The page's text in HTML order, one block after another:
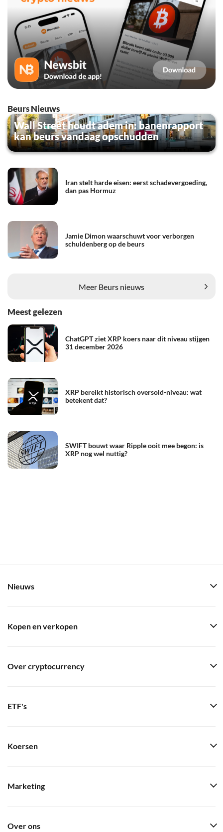
Beurs Nieuws
Wall Street houdt adem in: banenrapport
kan beurs vandaag opschudden
Iran stelt harde eisen: eerst schadevergoeding,
dan pas Hormuz
Jamie Dimon waarschuwt voor verborgen
schuldenberg op de beurs
Meer Beurs nieuws
Meest gelezen
ChatGPT ziet XRP koers naar dit niveau stijgen
31 december 2026
XRP bereikt historisch oversold-niveau: wat
betekent dat?
SWIFT bouwt waar Ripple ooit mee begon: is
XRP nog wel nuttig?
Nieuws
Kopen en verkopen
Over cryptocurrency
ETF's
Koersen
Marketing
Over ons